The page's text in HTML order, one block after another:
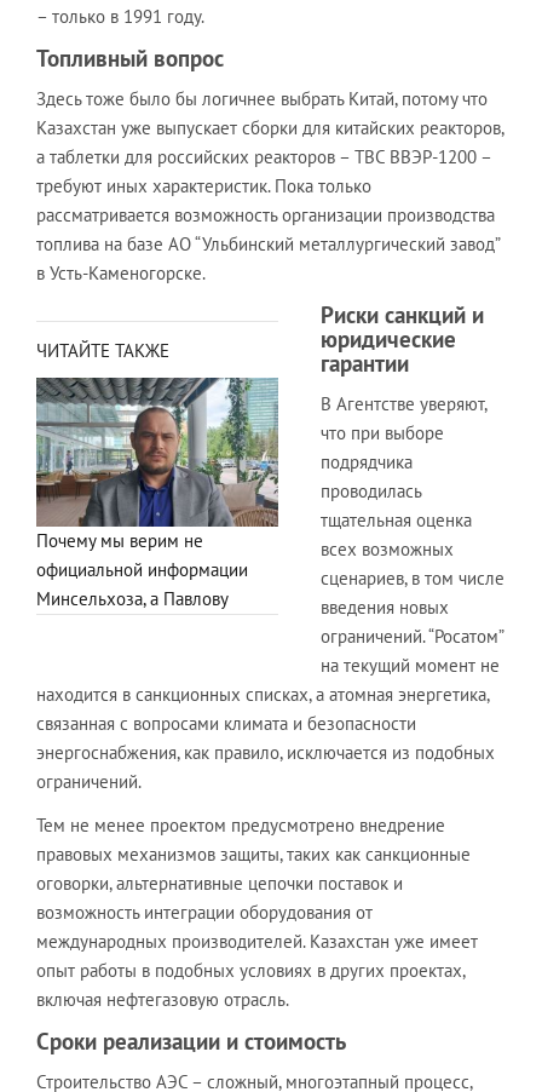
– только в 1991 году.
Топливный вопрос
Здесь тоже было бы логичнее выбрать Китай, потому что
Казахстан уже выпускает сборки для китайских реакторов,
а таблетки для российских реакторов – ТВС ВВЭР-1200 –
требуют иных характеристик. Пока только
рассматривается возможность организации производства
топлива на базе АО “Ульбинский металлургический завод”
в Усть-Каменогорске.
ЧИТАЙТЕ ТАКЖЕ
Почему мы верим не
официальной информации
Минсельхоза, а Павлову
Риски санкций и
юридические
гарантии
В Агентстве уверяют,
что при выборе
подрядчика
проводилась
тщательная оценка
всех возможных
сценариев, в том числе
введения новых
ограничений. “Росатом”
на текущий момент не
находится в санкционных списках, а атомная энергетика,
связанная с вопросами климата и безопасности
энергоснабжения, как правило, исключается из подобных
ограничений.
Тем не менее проектом предусмотрено внедрение
правовых механизмов защиты, таких как санкционные
оговорки, альтернативные цепочки поставок и
возможность интеграции оборудования от
международных производителей. Казахстан уже имеет
опыт работы в подобных условиях в других проектах,
включая нефтегазовую отрасль.
Сроки реализации и стоимость
Строительство АЭС – сложный, многоэтапный процесс,